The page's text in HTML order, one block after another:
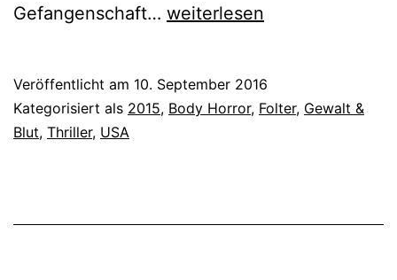
Gefangenschaft… Bound
(2015)
weiterlesen
Veröffentlicht am 10. September 2016
Kategorisiert als 2015, Body Horror, Folter, Gewalt &
Blut, Thriller, USA